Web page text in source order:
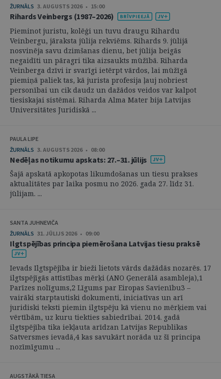
ŽURNĀLS 3. AUGUSTS 2026 • 15:00
Rihards Veinbergs (1987–2026)
Pieminot juristu, kolēģi un tuvu draugu Rihardu
Veinbergu, jāraksta jūlija rekviēms. Rihards 9. jūlijā
nosvinēja savu dzimšanas dienu, bet jūlija beigās
negaidīti un pāragri tika aizsaukts mūžībā. Riharda
Veinberga dzīvi ir svarīgi ietērpt vārdos, lai mūžīgā
piemiņā paliek tas, kā jurista profesija ļauj nobriest
personībai un cik daudz un dažādos veidos var kalpot
tiesiskajai sistēmai. Riharda Alma Mater bija Latvijas
Universitātes Juridiskā ...
PAULA LIPE
ŽURNĀLS 3. AUGUSTS 2026 • 08:00
Nedēļas notikumu apskats: 27.–31. jūlijs
Šajā apskatā apkopotas likumdošanas un tiesu prakses
aktualitātes par laika posmu no 2026. gada 27. līdz 31.
jūlijam. ...
SANTA JUHNEVIČA
ŽURNĀLS 31. JŪLIJS 2026 • 09:00
Ilgtspējības principa piemērošana Latvijas tiesu praksē
Ievads Ilgtspējība ir bieži lietots vārds dažādās nozarēs. 17
ilgtspējīgās attīstības mērķi (ANO Ģenerālā asambleja),1
Parīzes nolīgums,2 Līgums par Eiropas Savienību3 –
vairāki starptautiski dokumenti, iniciatīvas un arī
juridiski teksti piemin ilgtspēju kā vienu no mērķiem vai
vērtībām, uz kuru tiekties sabiedrībai. 2014. gadā
ilgtspējība tika iekļauta arīdzan Latvijas Republikas
Satversmes ievadā,4 kas savukārt norāda uz šī principa
nozīmīgumu ...
AUGSTĀKĀ TIESA